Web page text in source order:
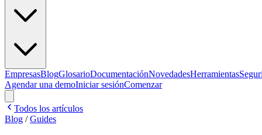
EmpresasBlogGlosarioDocumentaciónNovedadesHerramientas
Agendar una demoIniciar sesiónComenzar
Todos los artículos
Blog /Guides